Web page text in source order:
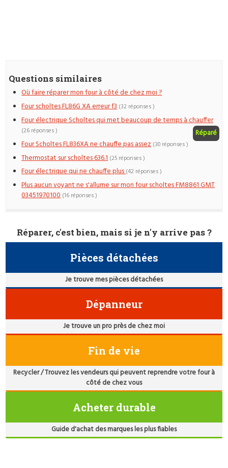
Questions similaires
Où faire réparer mon four à côté de chez moi ?
Four scholtes FL86G XA erreur f3 (32 réponses )
Four électrique Scholtes qui met beaucoup de temps à chauffer
Réparé
(26 réponses )
Four Scholtes FL836XA ne chauffe pas assez (30 réponses )
Thermostat sur scholtes 636.1 (25 réponses )
Four électrique qui ne chauffe plus(42 réponses )
Plus aucun voyant ne s'allume sur mon four scholtes FM8861 GMT
03451970100 (16 réponses )
Réparer, c'est bien, mais si je n'y arrive pas ?
Pièces détachées
Je trouve mes pièces détachées
Dépanneur
Je trouve un pro près de chez moi
Fin de vie
Recycler / Trouvez les vendeurs qui peuvent reprendre votre four à
côté de chez vous
Acheter durable
Guide d'achat des marques les plus fiables